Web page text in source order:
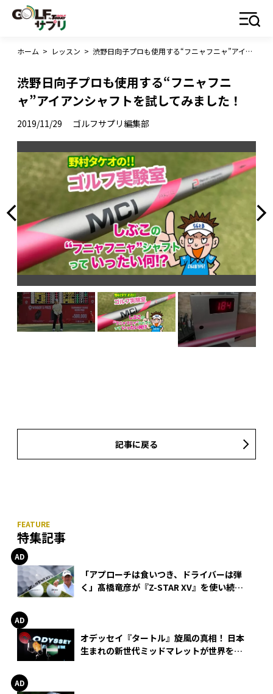
ホーム > レッスン > 渋野日向子プロも使用する“フニャフニャ”アイアンシャフトを試してみました！
渋野日向子プロも使用する“フニャフニ
ャ”アイアンシャフトを試してみました！
2019/11/29 ゴルフサプリ編集部
記事に戻る
特集記事
「アプローチは食いつき、ドライバーは弾
く」髙橋竜彦が『Z-STAR XV』を使い続け
オデッセイ『タートル』旋風の真相！ 日本
生まれの新世代ミッドマレットが世界を席